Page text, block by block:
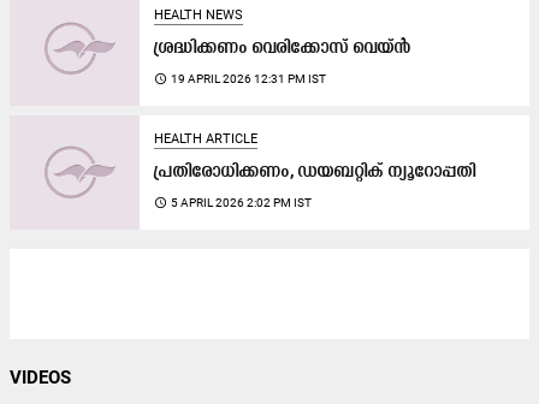
HEALTH NEWS
ശ്രദ്ധിക്കണം വെരിക്കോസ് വെയ്ന്‍
access_time 19 APRIL 2026 12:31 PM IST
HEALTH ARTICLE
പ്രതിരോധിക്കണം, ഡയബറ്റിക് ന്യൂറോപ്പതി
access_time 5 APRIL 2026 2:02 PM IST
VIDEOS